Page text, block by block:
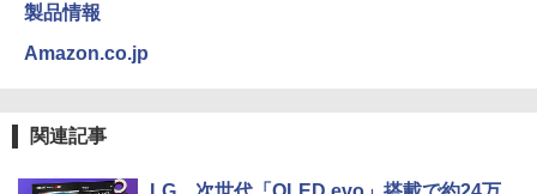
製品情報
Amazon.co.jp
関連記事